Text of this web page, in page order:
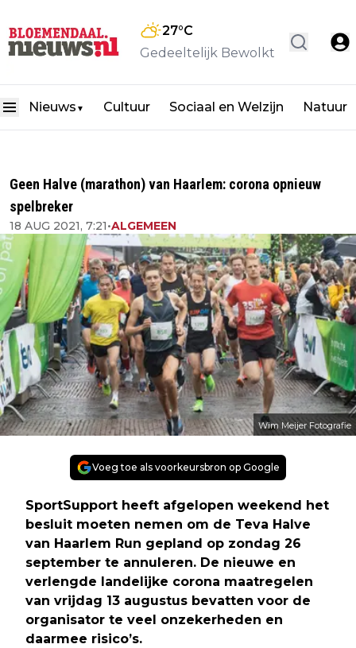
27°C
Gedeeltelijk Bewolkt
Nieuws ▼ Cultuur Sociaal en Welzijn Natuur
Geen Halve (marathon) van Haarlem: corona opnieuw
spelbreker
18 AUG 2021, 7:21•ALGEMEEN
Wim Meijer Fotografie
Voeg toe als voorkeursbron op Google
SportSupport heeft afgelopen weekend het
besluit moeten nemen om de Teva Halve
van Haarlem Run gepland op zondag 26
september te annuleren. De nieuwe en
verlengde landelijke corona maatregelen
van vrijdag 13 augustus bevatten voor de
organisator te veel onzekerheden en
daarmee risico’s.